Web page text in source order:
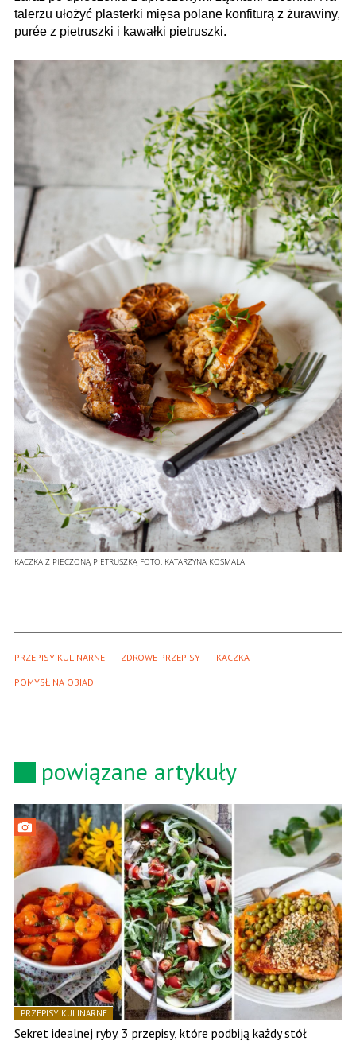
talerzu ułożyć plasterki mięsa polane konfiturą z żurawiny,
purée z pietruszki i kawałki pietruszki.
KACZKA Z PIECZONĄ PIETRUSZKĄ FOTO: KATARZYNA KOSMALA
PRZEPISY KULINARNE ZDROWE PRZEPISY KACZKA
POMYSŁ NA OBIAD
powiązane artykuły
PRZEPISY KULINARNE
Sekret idealnej ryby. 3 przepisy, które podbiją każdy stół